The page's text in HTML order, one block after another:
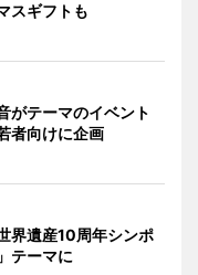
スギフトも
がテーマのイベント
者向けに企画
界遺産10周年シンポ
テーマに